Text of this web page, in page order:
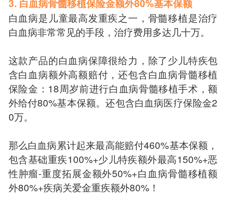
3. 白血病骨髓移植保险金额外80%基本保额
白血病是儿童最高发重疾之一，骨髓移植是治疗
白血病非常常见的手段，治疗费用多达几十万。
这款产品的白血病保障很给力，除了少儿特疾包
含白血病额外高额赔付，还包含白血病骨髓移植
保险金：18周岁前进行白血病骨髓移植手术，额
外给付80%基本保额。还包含白血病医疗保险金2
0万。
那么白血病累计起来最高能赔付460%基本保额，
包含基础重疾100%+少儿特疾额外最高150%+恶
性肿瘤-重度拓展金额外50%+白血病骨髓移植额
外80%+疾病关爱金重疾额外80%！